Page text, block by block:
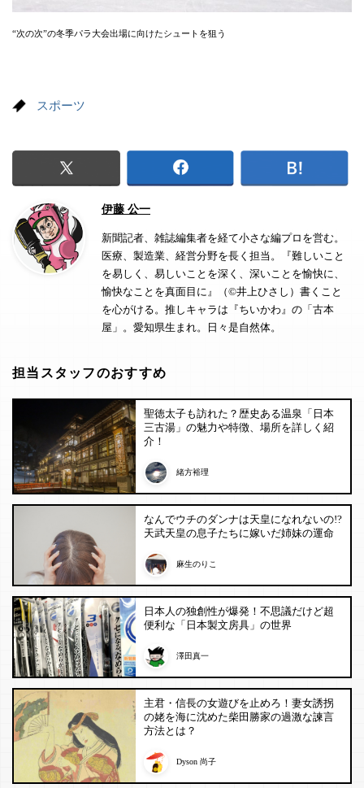
“次の次”の冬季パラ大会出場に向けたシュートを狙う
スポーツ
伊藤 公一
新聞記者、雑誌編集者を経て小さな編プロを営む。
医療、製造業、経営分野を長く担当。『難しいこと
を易しく、易しいことを深く、深いことを愉快に、
愉快なことを真面目に』（©井上ひさし）書くこと
を心がける。推しキャラは『ちいかわ』の「古本
屋」。愛知県生まれ。日々是自然体。
担当スタッフのおすすめ
聖徳太子も訪れた？歴史ある温泉「日本
三古湯」の魅力や特徴、場所を詳しく紹
介！
緒方裕理
なんでウチのダンナは天皇になれないの!?
天武天皇の息子たちに嫁いだ姉妹の運命
麻生のりこ
日本人の独創性が爆発！不思議だけど超
便利な「日本製文房具」の世界
澤田真一
主君・信長の女遊びを止めろ！妻女誘拐
の姥を海に沈めた柴田勝家の過激な諫言
方法とは？
Dyson 尚子